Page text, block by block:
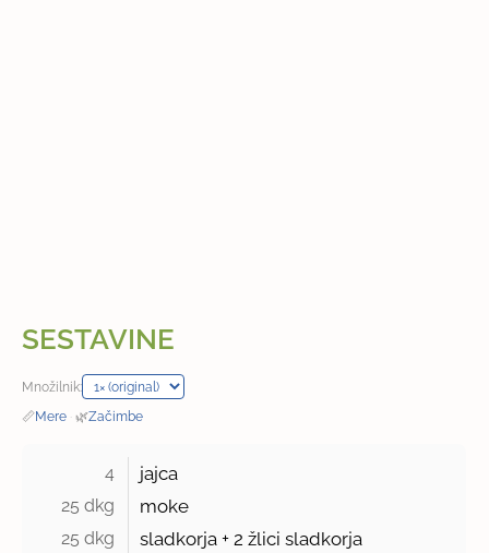
SESTAVINE
Množilnik:
📏Mere · 🌿Začimbe
4 jajca
25 dkg moke
25 dkg sladkorja +2 žlici sladkorja